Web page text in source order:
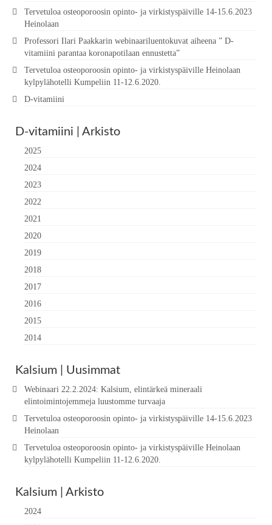
Tervetuloa osteoporoosin opinto- ja virkistyspäiville 14-15.6.2023
Heinolaan
Professori Ilari Paakkarin webinaariluentokuvat aiheena ” D-
vitamiini parantaa koronapotilaan ennustetta”
Tervetuloa osteoporoosin opinto- ja virkistyspäiville Heinolaan
kylpylähotelli Kumpeliin 11-12.6.2020.
D-vitamiini
D-vitamiini | Arkisto
2025
2024
2023
2022
2021
2020
2019
2018
2017
2016
2015
2014
Kalsium | Uusimmat
Webinaari 22.2.2024: Kalsium, elintärkeä mineraali
elintoimintojemmeja luustomme turvaaja
Tervetuloa osteoporoosin opinto- ja virkistyspäiville 14-15.6.2023
Heinolaan
Tervetuloa osteoporoosin opinto- ja virkistyspäiville Heinolaan
kylpylähotelli Kumpeliin 11-12.6.2020.
Kalsium | Arkisto
2024